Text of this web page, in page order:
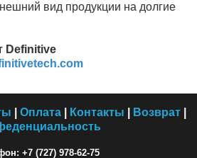
вид продукции на долгие
Definitive
Оплата| Контакты Возврат|
+7 (727) 978-62-75